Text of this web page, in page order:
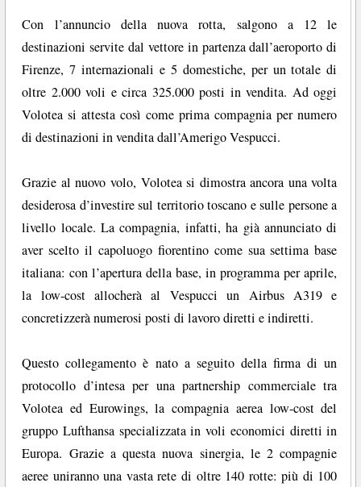
Con l’annuncio della nuova rotta, salgono a 12 le
destinazioni servite dal vettore in partenza dall’aeroporto di
Firenze, 7 internazionali e 5 domestiche, per un totale di
oltre 2.000 voli e circa 325.000 posti in vendita. Ad oggi
Volotea si attesta così come prima compagnia per numero
di destinazioni in vendita dall’Amerigo Vespucci.
Grazie al nuovo volo, Volotea si dimostra ancora una volta
desiderosa d’investire sul territorio toscano e sulle persone a
livello locale. La compagnia, infatti, ha già annunciato di
aver scelto il capoluogo fiorentino come sua settima base
italiana: con l’apertura della base, in programma per aprile,
la low-cost allocherà al Vespucci un Airbus A319 e
concretizzerà numerosi posti di lavoro diretti e indiretti.
Questo collegamento è nato a seguito della firma di un
protocollo d’intesa per una partnership commerciale tra
Volotea ed Eurowings, la compagnia aerea low-cost del
gruppo Lufthansa specializzata in voli economici diretti in
Europa. Grazie a questa nuova sinergia, le 2 compagnie
aeree uniranno una vasta rete di oltre 140 rotte: più di 100